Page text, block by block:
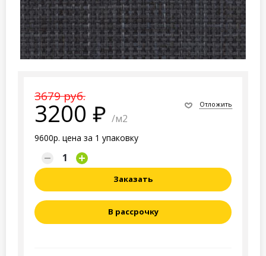
3679 руб.
3200 /м2
9600р. цена за 1 упаковку
Отложить
Заказать
В рассрочку